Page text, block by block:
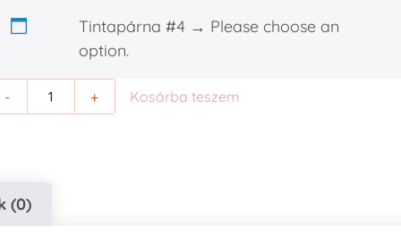
Tintapárna #4 → Please choose an
option.
- + Kosárba teszem
(0)